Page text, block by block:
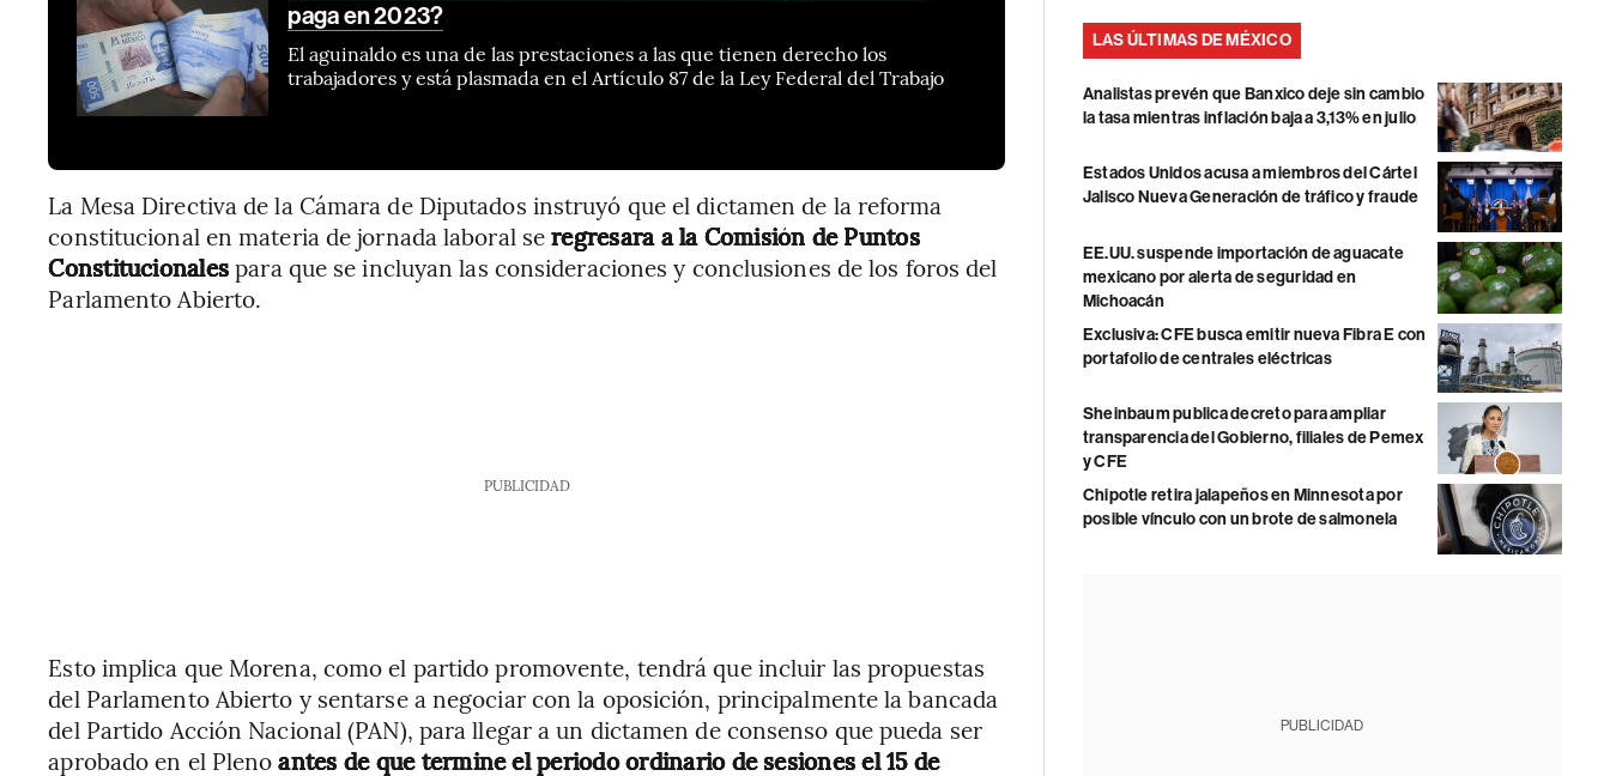
paga en 2023?
El aguinaldo es una de las prestaciones a las que tienen derecho los
trabajadores y está plasmada en el Artículo 87 de la Ley Federal del Trabajo
La Mesa Directiva de la Cámara de Diputados instruyó que el dictamen de la reforma
constitucional en materia de jornada laboral seregresara a la Comisión de Puntos
Constitucionalespara que se incluyan las consideraciones y conclusiones de los foros del
Parlamento Abierto.
PUBLICIDAD
Esto implica que Morena, como el partido promovente, tendrá que incluir las propuestas
del Parlamento Abierto y sentarse a negociar con la oposición, principalmente la bancada
del Partido Acción Nacional (PAN), para llegar a un dictamen de consenso que pueda ser
aprobado en el Plenoantes de que termine el periodo ordinario de sesiones el 15 de
LAS ÚLTIMAS DE MÉXICO
Analistas prevén que Banxico deje sin cambio
la tasa mientras inflación baja a 3,13% en julio
Estados Unidos acusa a miembros del Cártel
Jalisco Nueva Generación de tráfico y fraude
EE.UU. suspende importación de aguacate
mexicano por alerta de seguridad en
Michoacán
Exclusiva: CFE busca emitir nueva Fibra E con
portafolio de centrales eléctricas
Sheinbaum publica decreto para ampliar
transparencia del Gobierno, filiales de Pemex
y CFE
Chipotle retira jalapeños en Minnesota por
posible vínculo con un brote de salmonela
PUBLICIDAD